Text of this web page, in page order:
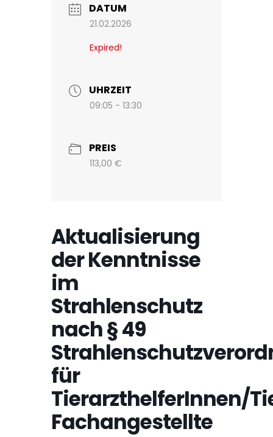
DATUM
21.02.2026
Expired!
UHRZEIT
09:05 - 13:30
PREIS
113,00 €
Aktualisierung
der Kenntnisse
im
Strahlenschutz
nach § 49
für
TierarzthelferInnen/
Fachangestellte